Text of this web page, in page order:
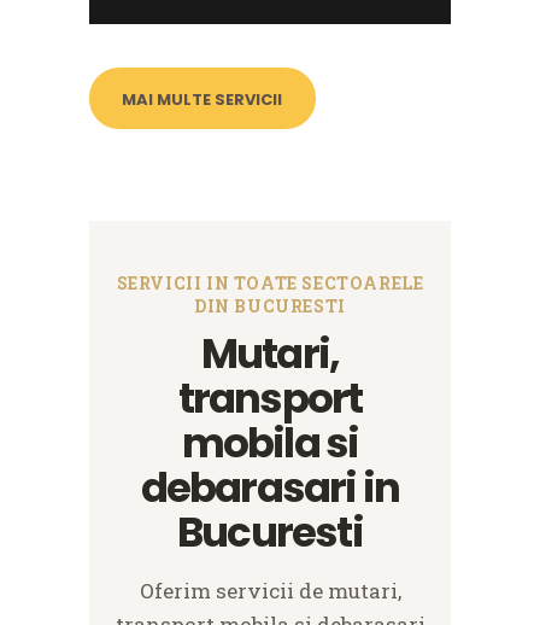
MAI MULTE SERVICII
SERVICII IN TOATE SECTOARELE
DIN BUCURESTI
Mutari,
transport
mobila si
debarasari in
Bucuresti
Oferim servicii de mutari,